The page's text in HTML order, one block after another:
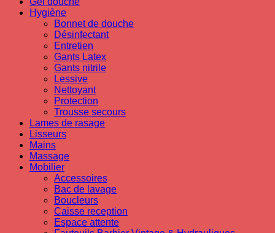
Hygiène
Bonnet de douche
Désinfectant
Entretien
Gants Latex
Gants nitrile
Lessive
Nettoyant
Protection
Trousse secours
Lames de rasage
Lisseurs
Mains
Massage
Mobilier
Accessoires
Bac de lavage
Boucleurs
Caisse reception
Espace attente